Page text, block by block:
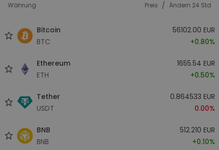
Währung Preis / Ändern 24 Std
Bitcoin
BTC
56102.00 EUR
+0.80%
Ethereum
ETH
1655.54 EUR
+0.50%
Tether
USDT
0.864533 EUR
0.00%
BNB
BNB
512.210 EUR
+0.10%